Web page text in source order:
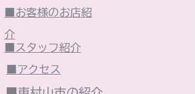
■お客様のお店紹
介
■スタッフ紹介
■アクセス